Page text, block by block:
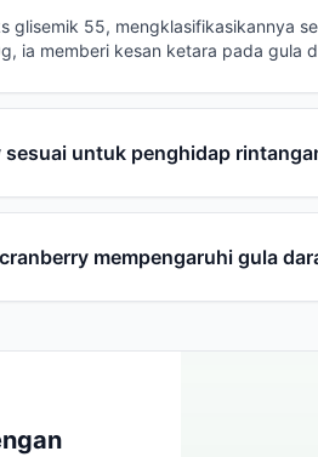
glisemik 55, mengklasifikasikannya
ia memberi kesan ketara pada gula
untuk penghidap
mempengaruhi gula